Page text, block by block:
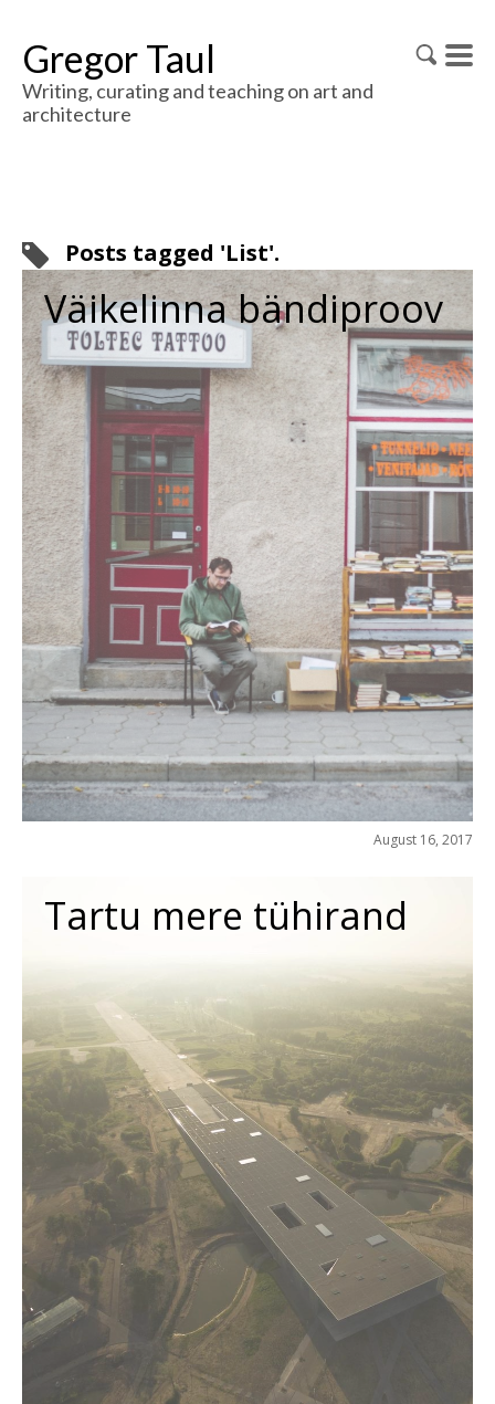
Gregor Taul
Writing, curating and teaching on art and
architecture
Posts tagged 'List'.
Väikelinna bändiproov
August 16, 2017
Tartu mere tühirand